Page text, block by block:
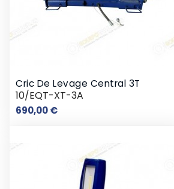
Cric De Levage Central 3T
10/EQT-XT-3A
690,00 €Prix